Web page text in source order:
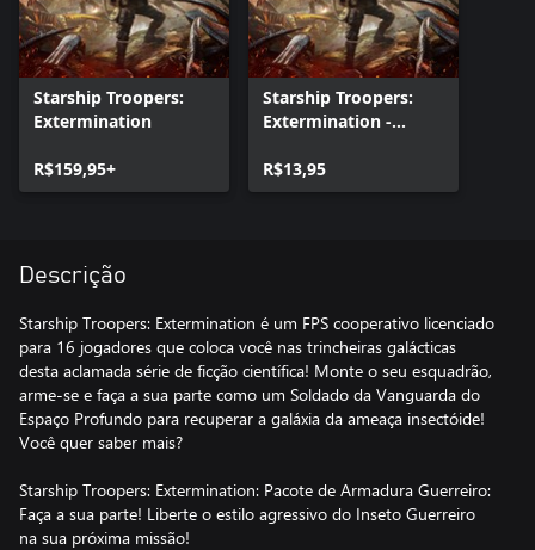
Starship Troopers:
Extermination
R$159,95+
Starship Troopers:
Extermination -
R$13,95
Descrição
Starship Troopers: Extermination é um FPS cooperativo licenciado
para 16 jogadores que coloca você nas trincheiras galácticas
desta aclamada série de ficção científica! Monte o seu esquadrão,
arme-se e faça a sua parte como um Soldado da Vanguarda do
Espaço Profundo para recuperar a galáxia da ameaça insectóide!
Você quer saber mais?
Starship Troopers: Extermination: Pacote de Armadura Guerreiro:
Faça a sua parte! Liberte o estilo agressivo do Inseto Guerreiro
na sua próxima missão!